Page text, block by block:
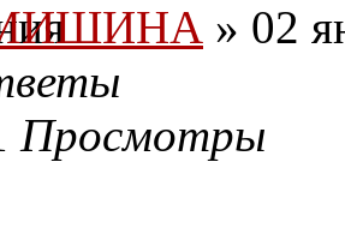
» 02
Просмотры